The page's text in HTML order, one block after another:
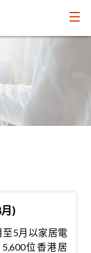
)
5月以家居電
位香港居